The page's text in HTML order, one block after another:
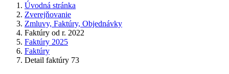
Úvodná stránka
Zverejňovanie
Zmluvy, Faktúry, Objednávky
Faktúry od r. 2022
Faktúry 2025
Faktúry
Detail faktúry 73